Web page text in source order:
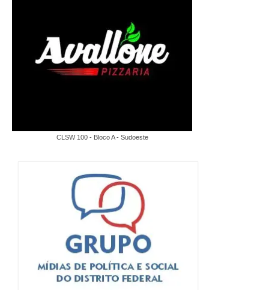
CLSW 100 - Bloco A - Sudoeste